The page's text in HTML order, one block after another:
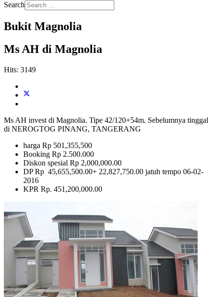
Search
Bukit Magnolia
Ms AH di Magnolia
Hits: 3149
Ms AH invest di Magnolia. Tipe 42/120+54m. Sebelumnya tinggal
di NEROGTOG PINANG, TANGERANG
harga Rp 501,355,500
Booking Rp 2.500.000
Diskon spesial Rp 2,000,000.00
DP Rp 45,655,500.00+ 22,827,750.00 jatuh tempo 06-02-
2016
KPR Rp. 451,200,000.00